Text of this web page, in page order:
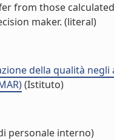
from those
maker. (literal)
della qualità negli
(Istituto)
personale interno)